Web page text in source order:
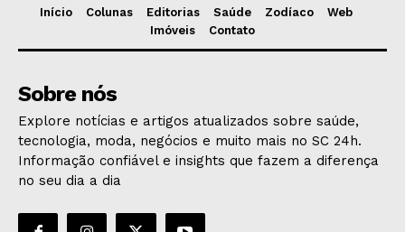
Início Colunas Editorias Saúde Zodíaco
Web
Imóveis
Contato
Sobre nós
Explore notícias e artigos atualizados sobre saúde,
tecnologia, moda, negócios e muito mais no SC 24h.
Informação confiável e insights que fazem a diferença
no seu dia a dia